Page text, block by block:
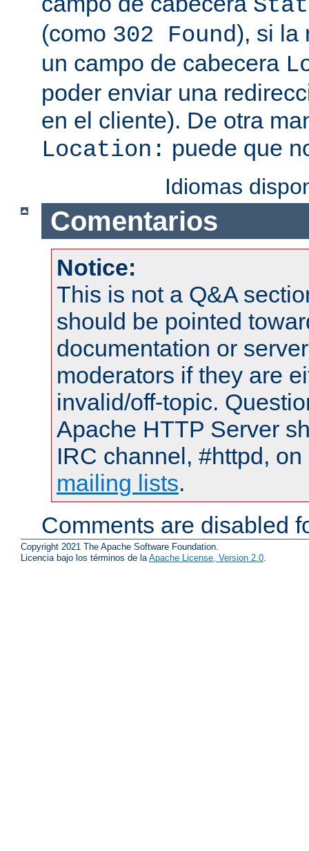
(como 302 Found), si la
un campo de cabecera
poder enviar una
en el cliente). De otra
Location: puede que
Idiomas
Comentarios
Notice:
This is not a Q&A
should be pointed
documentation or
moderators if they are
invalid/off-topic.
Apache HTTP Server
IRC channel, #httpd,
mailing lists.
Comments are disabled
Copyright 2021 The Apache Software Foundation.
Licencia bajo los términos de la Apache License, Version 2.0